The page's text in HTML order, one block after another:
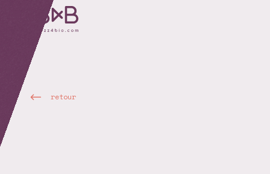
retour